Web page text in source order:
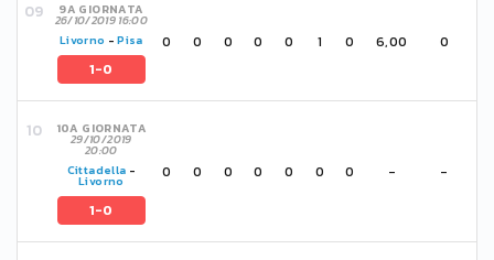
9A GIORNATA
26/10/2019 16:00
Livorno -Pisa
1-0
0 0 0 0 0 1 0 6,00 0
10A GIORNATA
29/10/2019
20:00
Cittadella -
Livorno
1-0
0 0 0 0 0 0 0 - -